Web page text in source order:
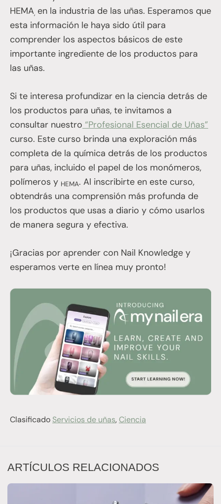
HEMA, en la industria de las uñas. Esperamos que
esta información le haya sido útil para
comprender los aspectos básicos de este
importante ingrediente de los productos para
las uñas.
Si te interesa profundizar en la ciencia detrás de
los productos para uñas, te invitamos a
consultar nuestro “Profesional Esencial de Uñas”
curso. Este curso brinda una exploración más
completa de la química detrás de los productos
para uñas, incluido el papel de los monómeros,
polímeros y HEMA. Al inscribirte en este curso,
obtendrás una comprensión más profunda de
los productos que usas a diario y cómo usarlos
de manera segura y efectiva.
¡Gracias por aprender con Nail Knowledge y
esperamos verte en línea muy pronto!
Clasificado Servicios de uñas, Ciencia
ARTÍCULOS RELACIONADOS